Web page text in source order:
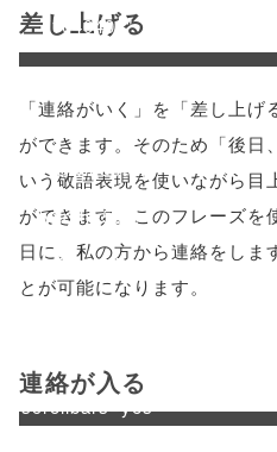
/1040403"
onclick="windo
w.open(this.hre
f, 'Gwindow',
'width=550,
height=450,
scrollbars=yes'
差し上げる
「連絡がいく」を「差し上
ができます。そのため「後日
いう敬語表現を使いながら目
ができます。このフレーズを
日に、私の方から連絡をしま
とが可能になります。
連絡が入る